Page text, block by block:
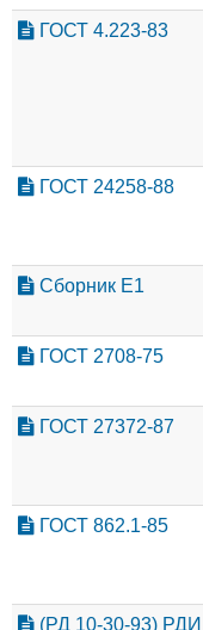
ГОСТ 4.223-83
ГОСТ 24258-88
Сборник Е1
ГОСТ 2708-75
ГОСТ 27372-87
ГОСТ 862.1-85
(РД 10-30-93)